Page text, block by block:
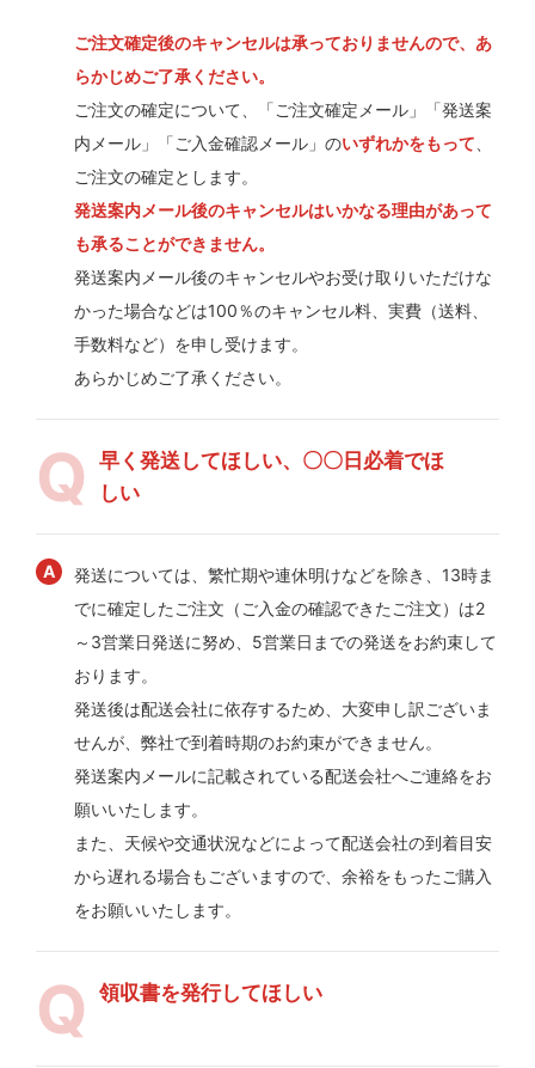
ご注文確定後のキャンセルは承っておりませんので、あ
らかじめご了承ください。
ご注文の確定について、「ご注文確定メール」「発送案
内メール」「ご入金確認メール」のいずれかをもって
ご注文の確定とします。
発送案内メール後のキャンセルはいかなる理由があって
も承ることができません。
発送案内メール後のキャンセルやお受け取りいただけな
かった場合などは100％のキャンセル料、実費（送料、
手数料など）を申し受けます。
あらかじめご了承ください。
早く発送してほしい、〇〇日必着でほ
しい
発送については、繁忙期や連休明けなどを除き、13時ま
でに確定したご注文（ご入金の確認できたご注文）は2
～3営業日発送に努め、5営業日までの発送をお約束して
おります。
発送後は配送会社に依存するため、大変申し訳ございま
せんが、弊社で到着時期のお約束ができません。
発送案内メールに記載されている配送会社へご連絡をお
願いいたします。
また、天候や交通状況などによって配送会社の到着目安
から遅れる場合もございますので、余裕をもったご購入
をお願いいたします。
領収書を発行してほしい